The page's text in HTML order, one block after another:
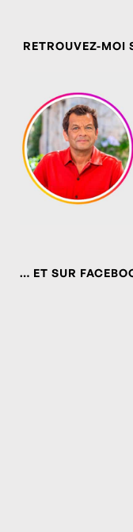
RETROUVEZ-MOI
… ET SUR